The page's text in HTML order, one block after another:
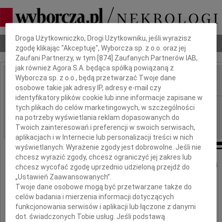
Nekrologi Odeszli Poradnik pogrzebowy
IMIĘ I NAZWISKO:
REGION: Gdańsk
DATA EMISJI: 17.12.2009
Pozostając w smutku i żalu z powodu śmierci
Dbamy o Twoją prywatność
Droga Użytkowniczko, Drogi Użytkowniku, jeśli wyrazisz
zgodę klikając "Akceptuję", Wyborcza sp. z o.o. oraz jej
Zaufani Partnerzy, w tym [874 ] Zaufanych Partnerów IAB,
jak również Agora S.A. będąca spółką powiązaną z
Wyborcza sp. z o.o., będą przetwarzać Twoje dane
osobowe takie jak adresy IP, adresy e-mail czy
identyfikatory plików cookie lub inne informacje zapisane w
tych plikach do celów marketingowych, w szczególności
na potrzeby wyświetlania reklam dopasowanych do
Twoich zainteresowań i preferencji w swoich serwisach,
aplikacjach i w Internecie lub personalizacji treści w nich
wyświetlanych. Wyrażenie zgody jest dobrowolne. Jeśli nie
chcesz wyrazić zgody, chcesz ograniczyć jej zakres lub
chcesz wycofać zgodę uprzednio udzieloną przejdź do
„Ustawień Zaawansowanych”.
Twoje dane osobowe mogą być przetwarzane także do
celów badania i mierzenia informacji dotyczących
funkcjonowania serwisów i aplikacji lub łączone z danymi
dot. świadczonych Tobie usług. Jeśli podstawą